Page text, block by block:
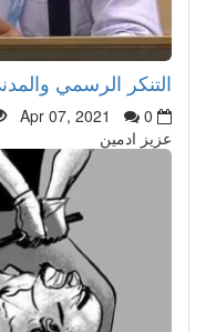
التنكر الرسمي
Apr 07, 2021
0
عزيز ادمين